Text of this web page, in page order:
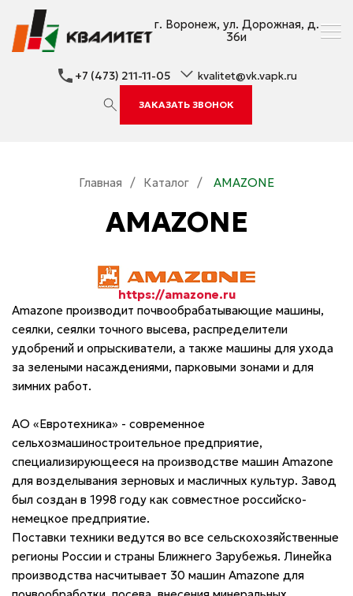
г. Воронеж, ул. Дорожная, д.
36и
+7 (473) 211-11-05 kvalitet@vk.vapk.ru
ЗАКАЗАТЬ ЗВОНОК
Главная / Каталог / AMAZONE
AMAZONE
https://amazone.ru
Amazone производит почвообрабатывающие машины,
сеялки, сеялки точного высева, распределители
удобрений и опрыскиватели, а также машины для ухода
за зелеными насаждениями, парковыми зонами и для
зимних работ.
АО «Евротехника» - современное
сельхозмашиностроительное предприятие,
специализирующееся на производстве машин Amazone
для возделывания зерновых и масличных культур. Завод
был создан в 1998 году как совместное российско-
немецкое предприятие.
Поставки техники ведутся во все сельскохозяйственные
регионы России и страны Ближнего Зарубежья. Линейка
производства насчитывает 30 машин Amazone для